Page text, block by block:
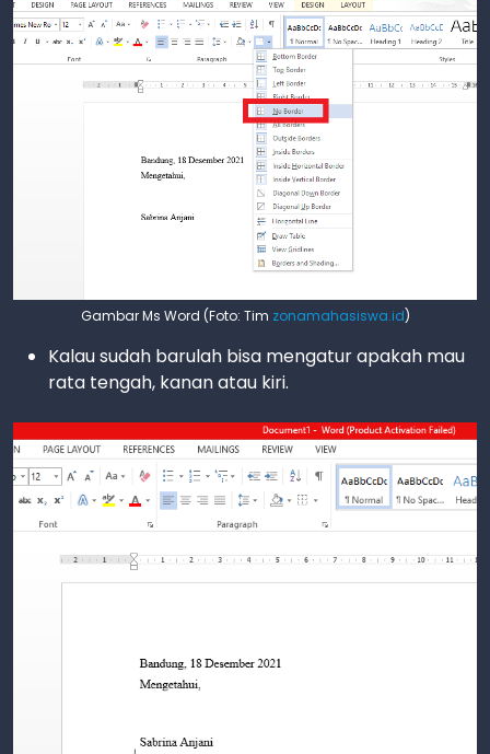
Gambar Ms Word (Foto: Tim zonamahasiswa.id)
Kalau sudah barulah bisa mengatur apakah mau
rata tengah, kanan atau kiri.